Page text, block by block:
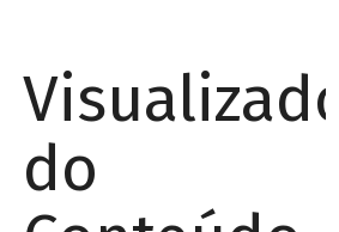
Visualizador
do